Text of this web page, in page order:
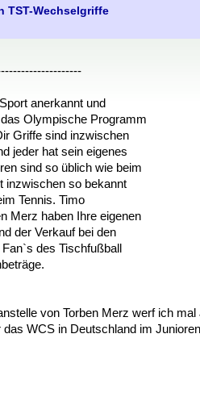
TST-Wechselgriffe
anerkannt und
Olympische Programm
Griffe sind inzwischen
jeder hat sein eigenes
sind so üblich wie beim
inzwischen so bekannt
Tennis. Timo
Merz haben Ihre eigenen
der Verkauf bei den
des Tischfußball
von Torben Merz werf ich
WCS in Deutschland im